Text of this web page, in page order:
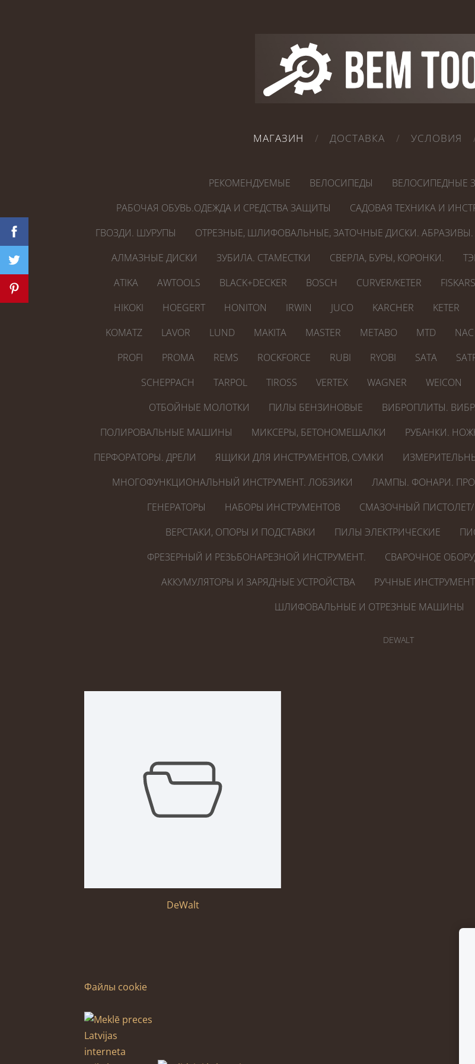
МАГАЗИН ДОСТАВКА УСЛОВИЯ
РЕКОМЕНДУЕМЫЕ ВЕЛОСИПЕДЫ
ВЕЛОСИПЕДНЫЕ
РАБОЧАЯ ОБУВЬ.ОДЕЖДА И СРЕДСТВА ЗАЩИТЫ
САДОВАЯ ТЕХНИКА И
ГВОЗДИ. ШУРУПЫ
ОТРЕЗНЫЕ, ШЛИФОВАЛЬНЫЕ, ЗАТОЧНЫЕ ДИСКИ.
АЛМАЗНЫЕ ДИСКИ
ЗУБИЛА. СТАМЕСТКИ СВЕРЛА, БУРЫ, КОРОНКИ.
ATIKA
AWTOOLS BLACK+DECKER BOSCH CURVER/KETER FISKARS
HIKOKI
HOEGERT HONITON IRWIN JUCO KARCHER KETER
KOMATZ
LAVOR LUND MAKITA MASTER METABO MTD NAC
PROFI
PROMA REMS ROCKFORCE RUBI RYOBI SATA
SCHEPPACH
TARPOL TIROSS VERTEX WAGNER WEICON
ОТБОЙНЫЕ МОЛОТКИ
ПИЛЫ БЕНЗИНОВЫЕ ВИБРОПЛИТЫ.
ПОЛИРОВАЛЬНЫЕ МАШИНЫ
МИКСЕРЫ, БЕТОНОМЕШАЛКИ РУБАНКИ.
ПЕРФОРАТОРЫ. ДРЕЛИ
ЯЩИКИ ДЛЯ ИНСТРУМЕНТОВ, СУМКИ
МНОГОФУНКЦИОНАЛЬНЫЙ ИНСТРУМЕНТ. ЛОБЗИКИ
ЛАМПЫ. ФОНАРИ.
ГЕНЕРАТОРЫ
НАБОРЫ ИНСТРУМЕНТОВ СМАЗОЧНЫЙ ПИСТОЛЕТ/
ВЕРСТАКИ, ОПОРЫ И ПОДСТАВКИ
ПИЛЫ ЭЛЕКТРИЧЕСКИЕ
ФРЕЗЕРНЫЙ И РЕЗЬБОНАРЕЗНОЙ ИНСТРУМЕНТ.
СВАРОЧНОЕ
АККУМУЛЯТОРЫ И ЗАРЯДНЫЕ УСТРОЙСТВА
РУЧНЫЕ
ШЛИФОВАЛЬНЫЕ И ОТРЕЗНЫЕ МАШИНЫ
DEWALT
DeWalt
Файлы cookie